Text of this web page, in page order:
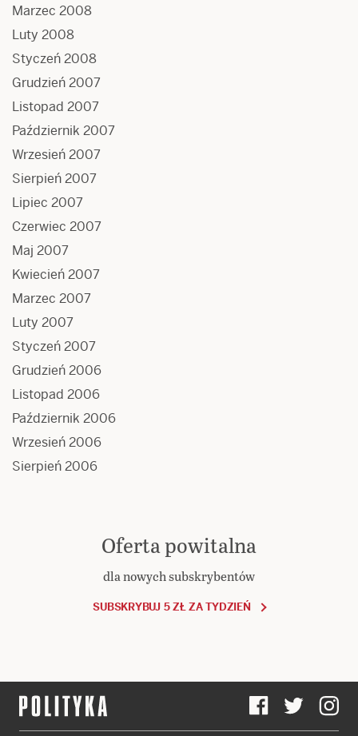
Marzec 2008
Luty 2008
Styczeń 2008
Grudzień 2007
Listopad 2007
Październik 2007
Wrzesień 2007
Sierpień 2007
Lipiec 2007
Czerwiec 2007
Maj 2007
Kwiecień 2007
Marzec 2007
Luty 2007
Styczeń 2007
Grudzień 2006
Listopad 2006
Październik 2006
Wrzesień 2006
Sierpień 2006
Oferta powitalna
dla nowych subskrybentów
SUBSKRYBUJ 5 ZŁ ZA TYDZIEŃ